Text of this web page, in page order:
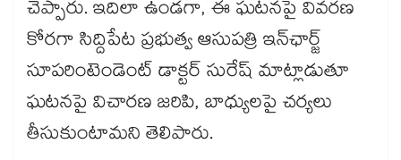
చెప్పారు. ఇదిలా ఉండగా, ఈ ఘటనపై వివరణ
కోరగా సిద్దిపేట ప్రభుత్వ ఆసుపత్రి ఇన్‌‌‌‌ఛార్జ్
సూపరింటెండెంట్ డాక్టర్ సురేష్ మాట్లాడుతూ
ఘటనపై విచారణ జరిపి, బాధ్యులపై చర్యలు
తీసుకుంటామని తెలిపారు.